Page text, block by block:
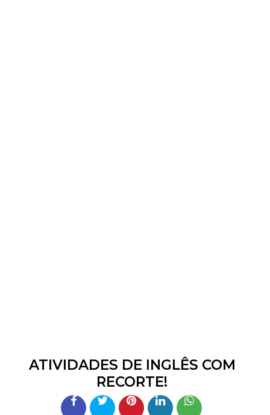
ATIVIDADES DE INGLÊS COM
RECORTE!